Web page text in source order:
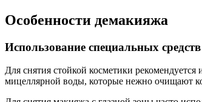
Особенности демакияжа
Использование специальных средств
Для снятия стойкой косметики
мицеллярной воды, которые нежно очищают